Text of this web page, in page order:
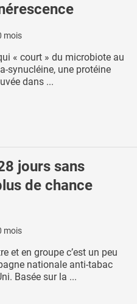
mois
« court » du microbiote au
synucléine, une protéine
dans ...
jours sans
de chance
mois
et en groupe c’est un peu
nationale anti-tabac
Basée sur la ...